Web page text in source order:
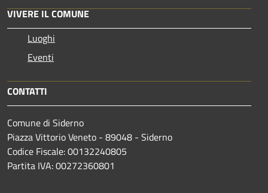
VIVERE IL COMUNE
Luoghi
Eventi
CONTATTI
Comune di Siderno
Piazza Vittorio Veneto - 89048 - Siderno
Codice Fiscale: 00132240805
Partita IVA: 00272360801